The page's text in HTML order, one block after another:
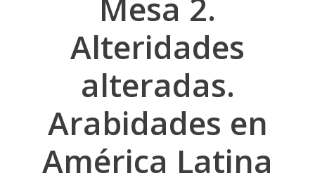
Mesa 2.
Alteridades
alteradas.
Arabidades en
América Latina